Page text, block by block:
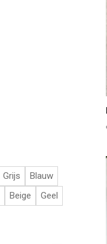
Grijs
Blauw
Beige
Geel